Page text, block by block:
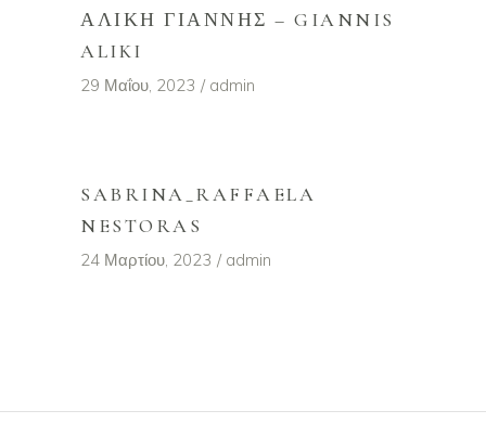
ΑΛΊΚΗ ΓΙΆΝΝΗΣ – GIANNIS
ALIKI
29 Μαΐου, 2023 admin
SABRINA_RAFFAELA
NESTORAS
24 Μαρτίου, 2023 admin